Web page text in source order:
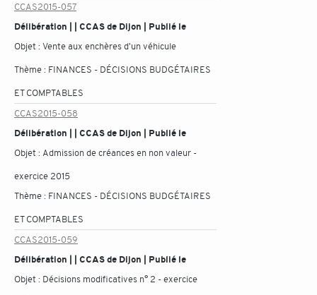
CCAS2015-057
Délibération | | CCAS de Dijon | Publié le
Objet :Vente aux enchères d'un véhicule
Thème : FINANCES - DÉCISIONS BUDGÉTAIRES
ET COMPTABLES
CCAS2015-058
Délibération | | CCAS de Dijon | Publié le
Objet : Admission de créances en non valeur -
exercice 2015
Thème : FINANCES - DÉCISIONS BUDGÉTAIRES
ET COMPTABLES
CCAS2015-059
Délibération | | CCAS de Dijon | Publié le
Objet : Décisions modificatives n° 2 - exercice